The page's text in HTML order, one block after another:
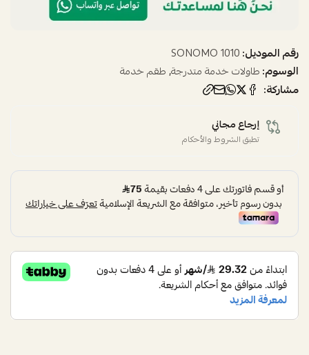
اسحب و افلت الملف هنا
رقم الموديل:1010 SONOMO
الوسوم:طاولات خدمة متدرجة,طقم خدمة
مشاركة:
إرجاع مجاني
تطبق الشروط والأحكام